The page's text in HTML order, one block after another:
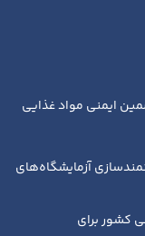
ایمنی مواد غذایی
آزمایشگاه‌های
کشور برای